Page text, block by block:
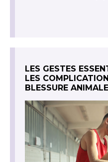
LES GESTES
LES
BLESSURE ANIMALE